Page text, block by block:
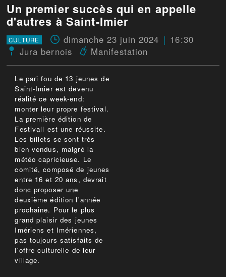
Un premier succès qui en appelle
d'autres à Saint-Imier
CULTURE dimanche 23 juin 2024
16:30
Jura bernois
Manifestation
Le pari fou de 13 jeunes de
Saint-Imier est devenu
réalité ce week-end:
monter leur propre festival.
La première édition de
Festivall est une réussite.
Les billets se sont très
bien vendus, malgré la
météo capricieuse. Le
comité, composé de jeunes
entre 16 et 20 ans, devrait
donc proposer une
deuxième édition l'année
prochaine. Pour le plus
grand plaisir des jeunes
Imériens et Imériennes,
pas toujours satisfaits de
l'offre culturelle de leur
village.